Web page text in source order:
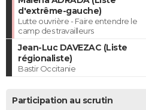
d'extrême-gauche)
Lutte ouvrière - Faire entendre le
camp des travailleurs
Jean-Luc DAVEZAC (Liste
régionaliste)
Bastir Occitanie
Participation au scrutin